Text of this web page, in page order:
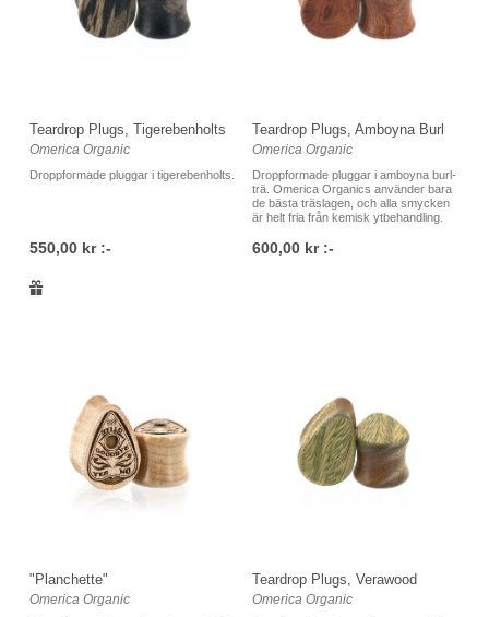
Teardrop Plugs, Tigerebenholts
Omerica Organic
Droppformade pluggar i tigerebenholts.
550,00 kr :-
Teardrop Plugs, Amboyna Burl
Omerica Organic
Droppformade pluggar i amboyna burl-
trä. Omerica Organics använder bara
de bästa träslagen, och alla smycken
är helt fria från kemisk ytbehandling.
600,00 kr :-
"Planchette"
Omerica Organic
Teardrop Plugs, Verawood
Omerica Organic